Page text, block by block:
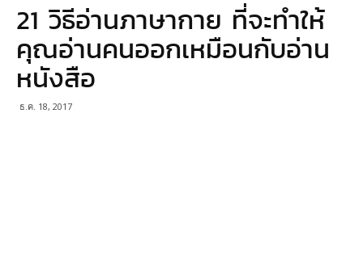
มายา
21 วิธีอ่านภาษากาย ที่จะทำให้
คุณอ่านคนออกเหมือนกับอ่าน
หนังสือ
ธ.ค. 18, 2017